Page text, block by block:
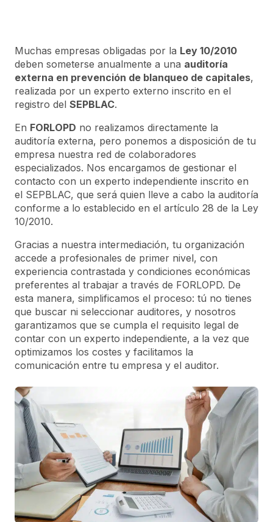
Muchas empresas obligadas por la Ley 10/2010
deben someterse anualmente a una auditoría
externa en prevención de blanqueo de capitales,
realizada por un experto externo inscrito en el
registro del SEPBLAC.
En FORLOPD no realizamos directamente la
auditoría externa, pero ponemos a disposición de tu
empresa nuestra red de colaboradores
especializados. Nos encargamos de gestionar el
contacto con un experto independiente inscrito en
el SEPBLAC, que será quien lleve a cabo la auditoría
conforme a lo establecido en el artículo 28 de la Ley
10/2010.
Gracias a nuestra intermediación, tu organización
accede a profesionales de primer nivel, con
experiencia contrastada y condiciones económicas
preferentes al trabajar a través de FORLOPD. De
esta manera, simplificamos el proceso: tú no tienes
que buscar ni seleccionar auditores, y nosotros
garantizamos que se cumpla el requisito legal de
contar con un experto independiente, a la vez que
optimizamos los costes y facilitamos la
comunicación entre tu empresa y el auditor.